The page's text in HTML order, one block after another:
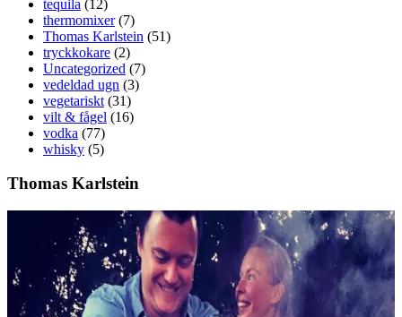
tequila (12)
thermomixer(7)
Thomas Karlstein (51)
tryckkokare (2)
Uncategorized (7)
vedeldad ugn (3)
vegetariskt (31)
vilt & fågel (16)
vodka (77)
whisky (5)
Thomas Karlstein